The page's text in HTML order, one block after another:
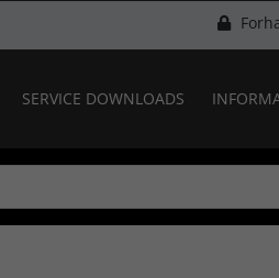
SERVICE DOWNLOADS